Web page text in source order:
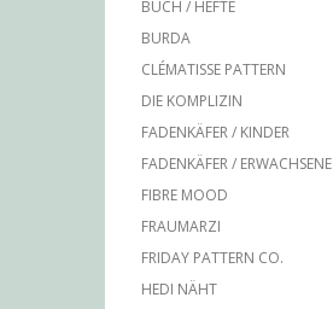
BUCH / HEFTE
BURDA
CLÉMATISSE PATTERN
DIE KOMPLIZIN
FADENKÄFER / KINDER
FADENKÄFER / ERWACHSENE
FIBRE MOOD
FRAUMARZI
FRIDAY PATTERN CO.
HEDI NÄHT